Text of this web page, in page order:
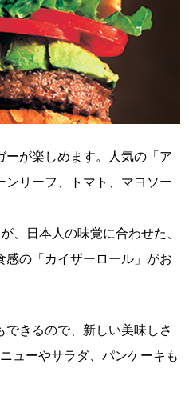
ーが楽しめます。人気の「ア
ンリーフ、トマト、マヨソー
、日本人の味覚に合わせた、
感の「カイザーロール」がお
できるので、新しい美味しさ
ューやサラダ、パンケーキも